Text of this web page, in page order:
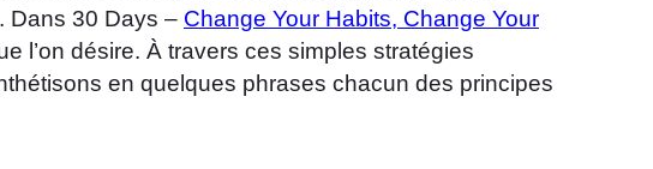
Dans 30 Days – Change Your Habits, Change Your
l’on désire. À travers ces simples stratégies
en quelques phrases chacun des principes